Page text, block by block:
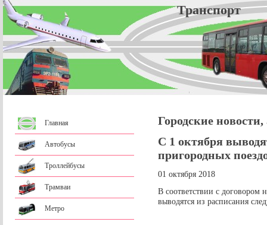
Главная
Автобусы
Троллейбусы
Трамваи
Метро
Городские
С 1 октября
пригородных
01 октября 2018
В соответствии с договором
выводятся из расписания